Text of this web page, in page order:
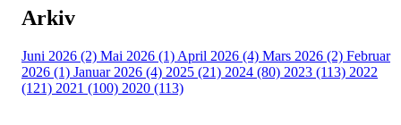
Arkiv
Juni 2026 (2) Mai 2026 (1) April 2026 (4) Mars 2026 (2) Februar
2026 (1) Januar 2026 (4) 2025 (21) 2024 (80) 2023 (113) 2022
(121) 2021 (100) 2020 (113)